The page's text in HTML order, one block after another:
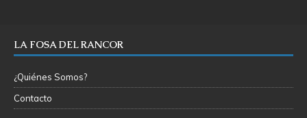
LA FOSA DEL RANCOR
¿Quiénes Somos?
Contacto